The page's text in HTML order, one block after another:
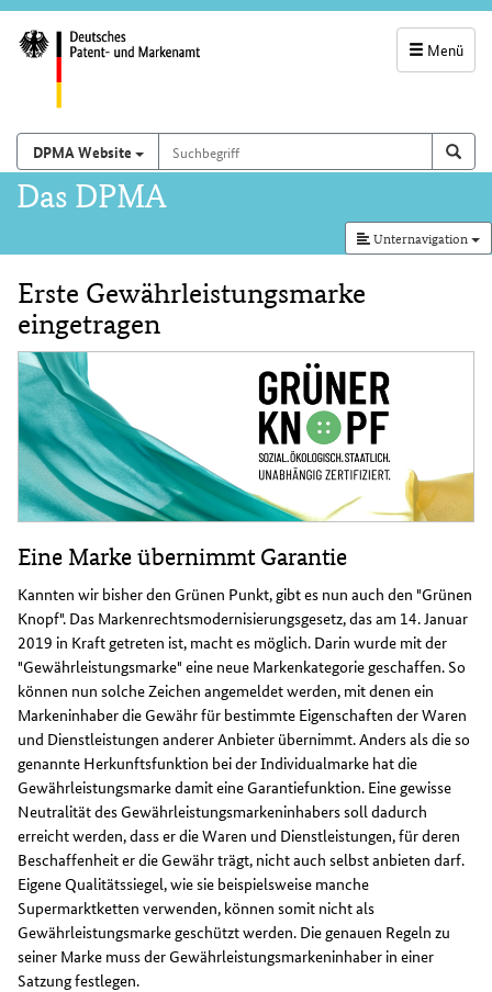
Menü
und
Suchfeld
Suchen auf
DPMA Website Suchbegriff
Hauptnavigation
Das DPMA
Unternavigation
Inhalt
Erste Gewährleistungsmarke
eingetragen
Eine Marke übernimmt Garantie
Kannten wir bisher den Grünen Punkt, gibt es nun auch den "Grünen
Knopf". Das Markenrechtsmodernisierungsgesetz, das am 14. Januar
2019 in Kraft getreten ist, macht es möglich. Darin wurde mit der
"Gewährleistungsmarke" eine neue Markenkategorie geschaffen. So
können nun solche Zeichen angemeldet werden, mit denen ein
Markeninhaber die Gewähr für bestimmte Eigenschaften der Waren
und Dienstleistungen anderer Anbieter übernimmt. Anders als die so
genannte Herkunftsfunktion bei der Individualmarke hat die
Gewährleistungsmarke damit eine Garantiefunktion. Eine gewisse
Neutralität des Gewährleistungsmarkeninhabers soll dadurch
erreicht werden, dass er die Waren und Dienstleistungen, für deren
Beschaffenheit er die Gewähr trägt, nicht auch selbst anbieten darf.
Eigene Qualitätssiegel, wie sie beispielsweise manche
Supermarktketten verwenden, können somit nicht als
Gewährleistungsmarke geschützt werden. Die genauen Regeln zu
seiner Marke muss der Gewährleistungsmarkeninhaber in einer
Satzung festlegen.